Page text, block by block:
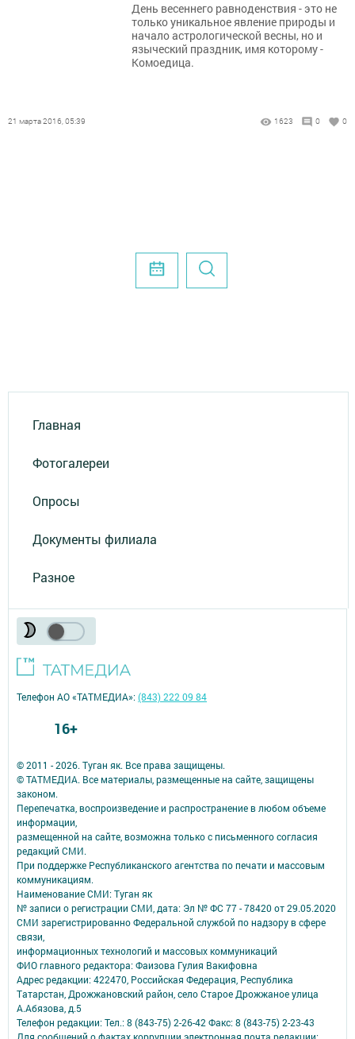
День весеннего равноденствия - это не
только уникальное явление природы и
начало астрологической весны, но и
языческий праздник, имя которому -
Комоедица.
21 марта 2016, 05:39 1623 0 0
Главная
Фотогалереи
Опросы
Документы филиала
Разное
© 2011 - 2026. Туган як. Все права защищены.
© ТАТМЕДИА. Все материалы, размещенные на сайте, защищены
законом.
Перепечатка, воспроизведение и распространение в любом объеме
информации,
размещенной на сайте, возможна только с письменного согласия
редакций СМИ.
При поддержке Республиканского агентства по печати и массовым
коммуникациям.
Наименование СМИ: Туган як
№ записи о регистрации СМИ, дата: Эл № ФС 77 - 78420 от 29.05.2020
СМИ зарегистрированно Федеральной службой по надзору в сфере
связи,
информационных технологий и массовых коммуникаций
ФИО главного редактора: Фаизова Гулия Вакифовна
Адрес редакции: 422470, Российская Федерация, Республика
Татарстан, Дрожжановский район, село Старое Дрожжаное улица
А.Абязова, д.5
Телефон редакции: Тел.: 8 (843-75) 2-26-42 Факс: 8 (843-75) 2-23-43
Для сообщений о фактах коррупции электронная почта редакции:
Телефон АО «ТАТМЕДИА»:(843) 222 09 84
16+